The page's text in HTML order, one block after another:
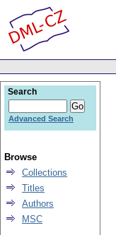
Search
Advanced Search
Browse
Collections
Titles
Authors
MSC